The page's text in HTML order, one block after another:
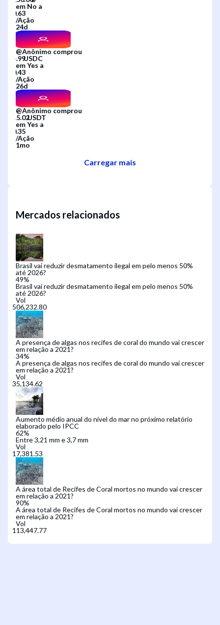
em No a
/Ação
24d
@Anônimo comprou
emYes a
/Ação
26d
@Anônimo comprou
emYes a
/Ação
1mo
Carregar mais
Mercados relacionados
Brasil vai reduzir desmatamento ilegal em pelo menos 50%
até 2026?
49%
Brasil vai reduzir desmatamento ilegal em pelo menos 50%
até 2026?
Vol
A presença de algas nos recifes de coral do mundo vai crescer
em relação a 2021?
34%
A presença de algas nos recifes de coral do mundo vai crescer
em relação a 2021?
Vol
Aumento médio anual do nível do mar no próximo relatório
elaborado pelo IPCC
62%
Entre 3,21 mm e 3,7 mm
Vol
A área total de Recifes de Coral mortos no mundo vai crescer
em relação a 2021?
90%
A área total de Recifes de Coral mortos no mundo vai crescer
em relação a 2021?
Vol